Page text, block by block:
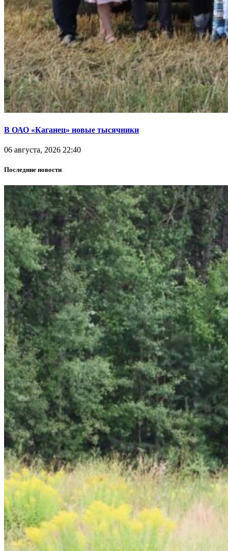
В ОАО «Каганец» новые тысячники
06 августа, 2026 22:40
Последние новости